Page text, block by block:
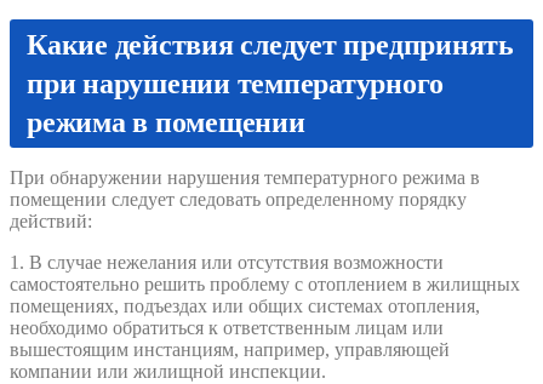
Какие действия следует предпринять
при нарушении температурного
режима в помещении
При обнаружении нарушения температурного режима в
помещении следует следовать определенному порядку
действий:
1. В случае нежелания или отсутствия возможности
самостоятельно решить проблему с отоплением в жилищных
помещениях, подъездах или общих системах отопления,
необходимо обратиться к ответственным лицам или
вышестоящим инстанциям, например, управляющей
компании или жилищной инспекции.